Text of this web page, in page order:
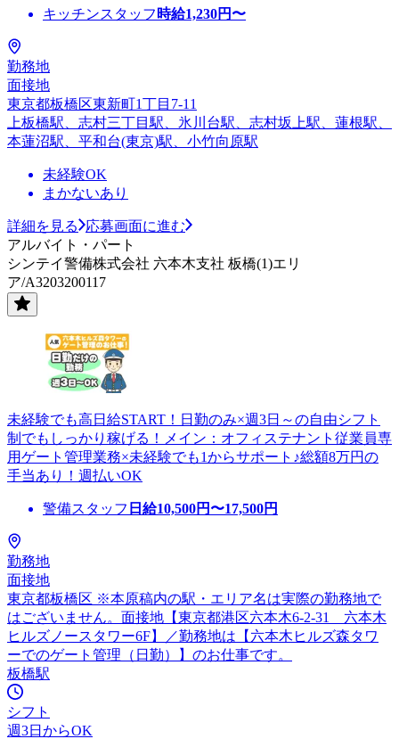
キッチンスタッフ 時給1,230円〜
勤務地
面接地
東京都板橋区東新町1丁目7-11
上板橋駅、志村三丁目駅、氷川台駅、志村坂上駅、蓮根駅、
本蓮沼駅、平和台(東京)駅、小竹向原駅
未経験OK
まかないあり
詳細を見る
応募画面に進む
アルバイト・パート
シンテイ警備株式会社 六本木支社 板橋(1)エリ
ア/A3203200117
未経験でも高日給START！日勤のみ×週3日～の自由シフト
制でもしっかり稼げる！メイン：オフィステナント従業員専
用ゲート管理業務×未経験でも1からサポート♪総額8万円の
手当あり！週払いOK
警備スタッフ 日給10,500円〜17,500円
勤務地
面接地
東京都板橋区 ※本原稿内の駅・エリア名は実際の勤務地で
はございません。面接地【東京都港区六本木6-2-31 六本木
ヒルズノースタワー6F】／勤務地は【六本木ヒルズ森タワ
ーでのゲート管理（日勤）】のお仕事です。
板橋駅
シフト
週3日からOK